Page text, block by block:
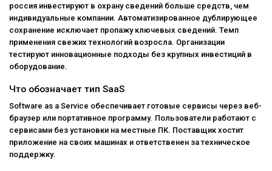
россия инвестируют в охрану сведений больше средств, чем
индивидуальные компании. Автоматизированное дублирующее
сохранение исключает пропажу ключевых сведений. Темп
применения свежих технологий возросла. Организации
тестируют инновационные подходы без крупных инвестиций в
оборудование.
Что обозначает тип SaaS
Software as a Service обеспечивает готовые сервисы через веб-
браузер или портативное программу. Пользователи работают с
сервисами без установки на местные ПК. Поставщик хостит
приложение на своих машинах и ответственен за техническое
поддержку.